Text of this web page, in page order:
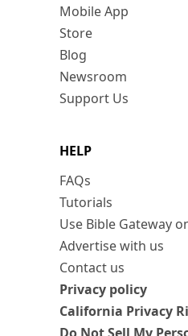
Mobile App
Store
Blog
Newsroom
Support Us
HELP
FAQs
Tutorials
Use Bible Gateway
Advertise with us
Contact us
Privacy policy
California Privacy